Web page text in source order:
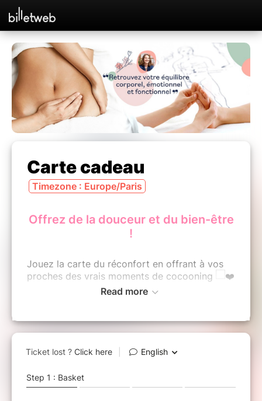
Carte cadeau
Timezone : Europe/Paris
Offrez de la douceur et du bien-être
!
Jouez la carte du réconfort en offrant à vos
proches des vrais moments de cocooning
-1 séance de réflexologie plantaire- 1h
-1 séance bien-être complèteavec un soin
du visage - 1h30
Read more